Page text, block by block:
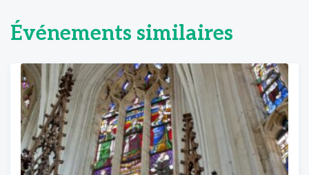
Événements similaires